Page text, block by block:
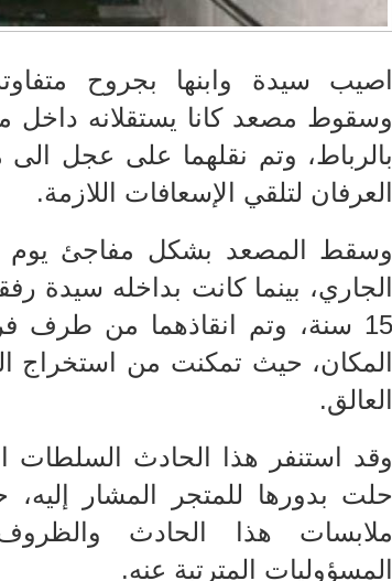
اصيب سيدة وابنها بجروح
وسقوط مصعد كانا يستقلانه داخل
بالرباط، وتم نقلهما على عجل
العرفان لتلقي الإسعافات اللازمة.
الجاري، بينما كانت بداخله سيدة
15 سنة، وتم انقاذهما من طرف
المكان، حيث تمكنت من استخراج
العالق.
وقد استنفر هذا الحادث السلطات
حلت بدورها للمتجر المشار
ملابسات هذا الحادث
المسؤوليات المترتبة عنه.